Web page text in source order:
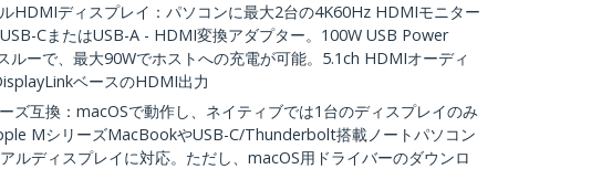
HDMIディスプレイ：パソコンに最大2台の4K60Hz HDMIモニター
CまたはUSB-A - HDMI変換アダプター。100W USB Power
ルーで、最大90Wでホストへの充電が可能。5.1ch HDMIオーディ
ベースのHDMI出力
ズ互換：macOSで動作し、ネイティブでは1台のディスプレイのみ
MシリーズMacBookやUSB-C/Thunderbolt搭載ノートパソコン
ルディスプレイに対応。ただし、macOS用ドライバーのダウンロ